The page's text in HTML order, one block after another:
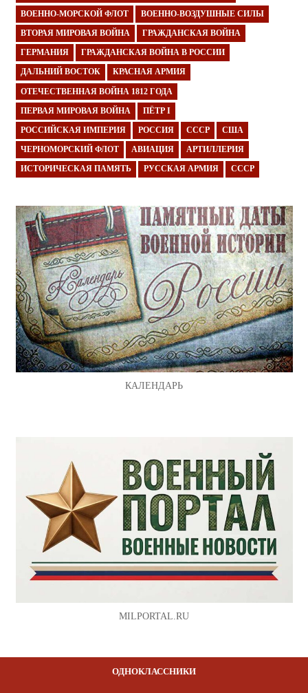
ВОЕННО-МОРСКОЙ ФЛОТ ВОЕННО-ВОЗДУШНЫЕ СИЛЫ
ВТОРАЯ МИРОВАЯ ВОЙНА ГРАЖДАНСКАЯ ВОЙНА
ГЕРМАНИЯ ГРАЖДАНСКАЯ ВОЙНА В РОССИИ
ДАЛЬНИЙ ВОСТОК КРАСНАЯ АРМИЯ
ОТЕЧЕСТВЕННАЯ ВОЙНА 1812 ГОДА
ПЕРВАЯ МИРОВАЯ ВОЙНА ПЁТР I
РОССИЙСКАЯ ИМПЕРИЯ РОССИЯ СССР США
ЧЕРНОМОРСКИЙ ФЛОТ АВИАЦИЯ АРТИЛЛЕРИЯ
ИСТОРИЧЕСКАЯ ПАМЯТЬ РУССКАЯ АРМИЯ СССР
КАЛЕНДАРЬ
MILPORTAL.RU
ОДНОКЛАССНИКИ